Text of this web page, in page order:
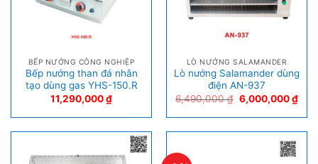
BẾP NƯỚNG CÔNG NGHIỆP
Bếp nướng than đá nhân
tạo dùng gas YHS-150.R
11,290,000₫
LÒ NƯỚNG SALAMANDER
Lò nướng Salamander dùng
điện AN-937
6,490,000₫ 6,000,000₫